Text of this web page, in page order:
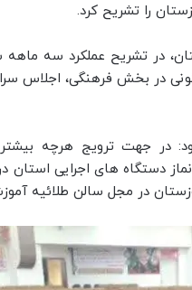
در بخش فرهنگی، اجلاس
در جهت ترویج هرچه
در مجل سالن طلائیه